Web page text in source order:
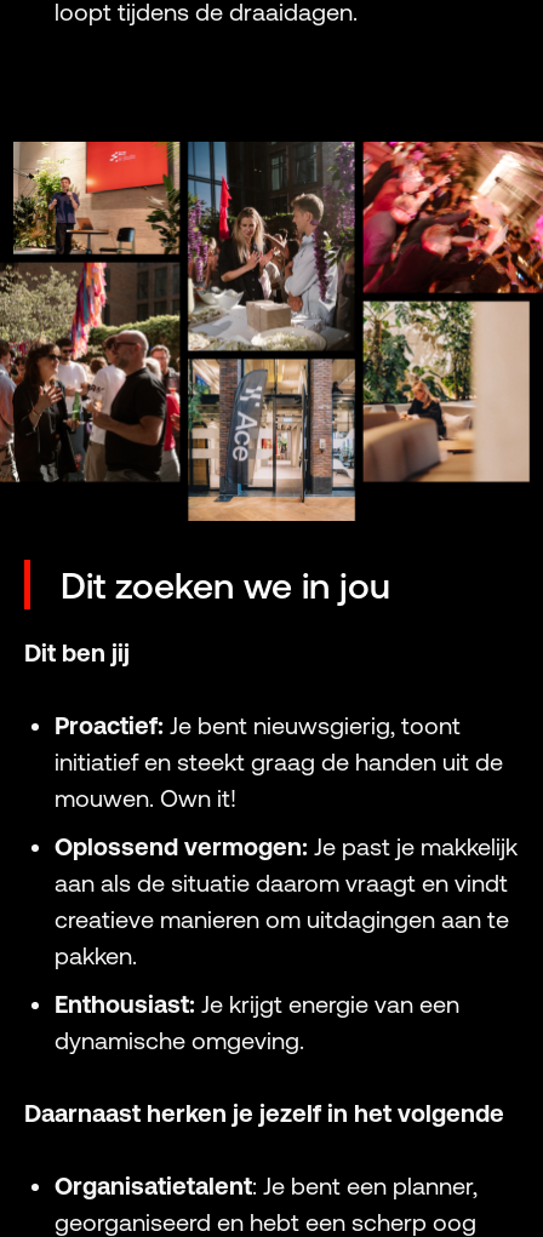
loopt tijdens de draaidagen.
Dit zoeken we in jou
Dit ben jij
Proactief: Je bent nieuwsgierig, toont
initiatief en steekt graag de handen uit de
mouwen. Own it!
Oplossend vermogen: Je past je makkelijk
aan als de situatie daarom vraagt en vindt
creatieve manieren om uitdagingen aan te
pakken.
Enthousiast: Je krijgt energie van een
dynamische omgeving.
Daarnaast herken je jezelf in het volgende
Organisatietalent: Je bent een planner,
georganiseerd en hebt een scherp oog